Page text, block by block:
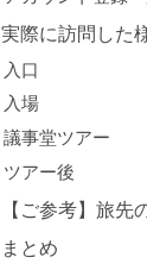
実際に訪問した
入口
入場
議事堂ツアー
ツアー後
【ご参考】旅
まとめ